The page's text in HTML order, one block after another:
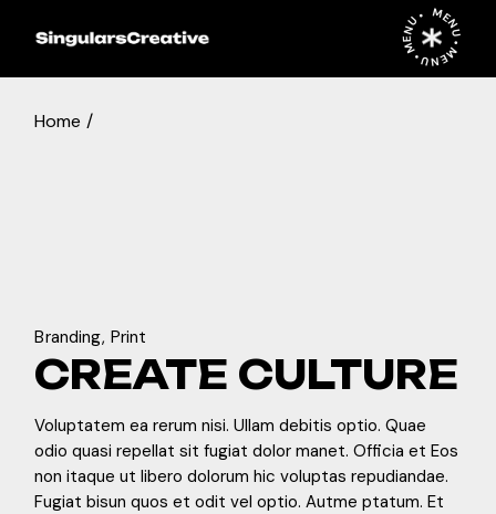
MENU • MENU • MENU •
Home
Branding Print
CREATE CULTURE
Voluptatem ea rerum nisi. Ullam debitis optio. Quae
odio quasi repellat sit fugiat dolor manet. Officia et Eos
non itaque ut libero dolorum hic voluptas repudiandae.
Fugiat bisun quos et odit vel optio. Autme ptatum. Et